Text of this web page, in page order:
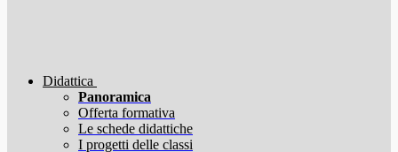
Didattica
Panoramica
Offerta formativa
Le schede didattiche
I progetti delle classi